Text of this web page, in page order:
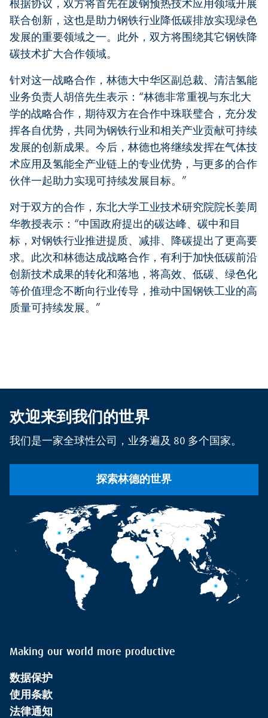
根据协议，双方将首先在废钢预热技术应用领域开展
联合创新，这也是助力钢铁行业降低碳排放实现绿色
发展的重要领域之一。此外，双方将围绕其它钢铁降
碳技术扩大合作领域。
针对这一战略合作，林德大中华区副总裁、清洁氢能
业务负责人胡倍先生表示：“林德非常重视与东北大
学的战略合作，期待双方在合作中珠联璧合，充分发
挥各自优势，共同为钢铁行业和相关产业贡献可持续
发展的创新成果。今后，林德也将继续发挥在气体技
术应用及氢能全产业链上的专业优势，与更多的合作
伙伴一起助力实现可持续发展目标。”
对于双方的合作，东北大学工业技术研究院院长姜周
华教授表示：“中国政府提出的碳达峰、碳中和目
标，对钢铁行业推进提质、减排、降碳提出了更高要
求。此次和林德达成战略合作，有利于加快低碳前沿
创新技术成果的转化和落地，将高效、低碳、绿色化
等价值理念不断向行业传导，推动中国钢铁工业的高
质量可持续发展。”
欢迎来到我们的世界
我们是一家全球性公司，业务遍及 80 多个国家。
探索林德的世界
Making our world more productive
数据保护
使用条款
法律通知